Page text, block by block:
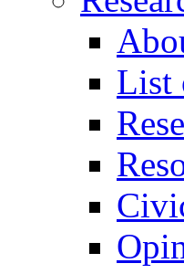
List